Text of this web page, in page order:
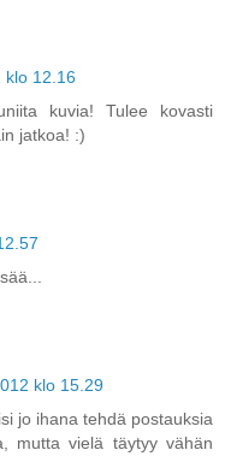
klo 12.16
kuvia! Tulee kovasti
jatkoa! :)
klo 15.29
jo ihana tehdä postauksia
mutta vielä täytyy vähän